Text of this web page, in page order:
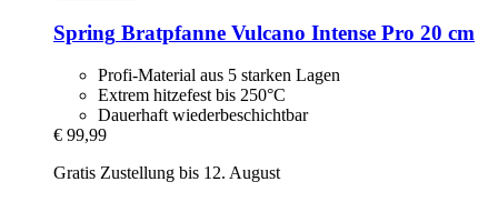
Spring Bratpfanne Vulcano Intense Pro 20 cm
Profi-Material aus 5 starken Lagen
Extrem hitzefest bis 250°C
Dauerhaft wiederbeschichtbar
€ 99,99
Gratis Zustellung bis 12. August